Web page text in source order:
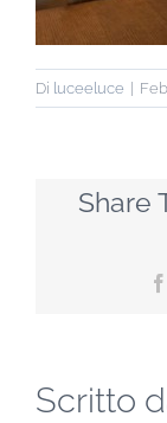
Di luceeluce
Share
Scritto